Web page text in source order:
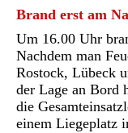
Brand erst am
Um 16.00 Uhr
Nachdem man
Rostock, Lübeck
der Lage an Bord
die
einem Liegeplatz